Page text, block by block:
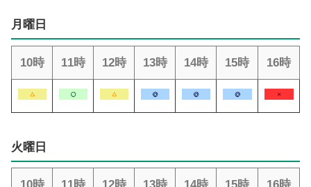
月曜日
10時 11時 12時 13時 14時 15時 16時
火曜日